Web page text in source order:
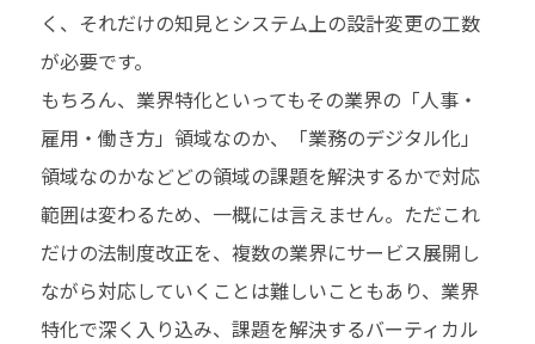
く、それだけの知見とシステム上の設計変更の工数
が必要です。
もちろん、業界特化といってもその業界の「人事・
雇用・働き方」領域なのか、「業務のデジタル化」
領域なのかなどどの領域の課題を解決するかで対応
範囲は変わるため、一概には言えません。ただこれ
だけの法制度改正を、複数の業界にサービス展開し
ながら対応していくことは難しいこともあり、業界
特化で深く入り込み、課題を解決するバーティカル